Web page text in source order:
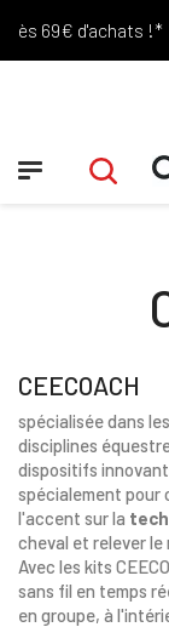
69€ d'achats !*
CEECOACH
spécialisée dans
disciplines
dispositifs
spécialement pour
l'accent sur la
cheval et relever le
Avec les kits
sans fil en temps
en groupe, à